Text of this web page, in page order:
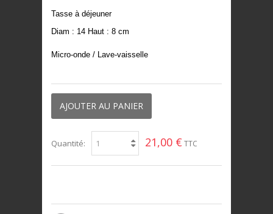
Tasse à déjeuner
Diam : 14 Haut : 8 cm
Micro-onde / Lave-vaisselle
AJOUTER AU PANIER
Quantité: 21,00 € TTC